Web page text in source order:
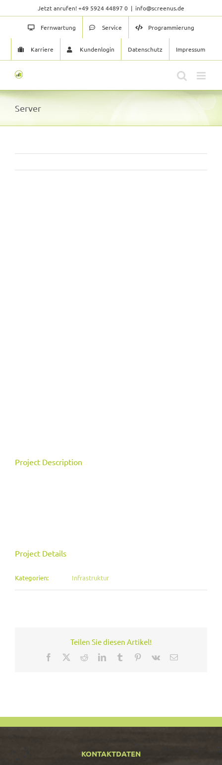
Jetzt anrufen! +49 5924 44897 0 | info@screenus.de
Fernwartung Service Programmierung
Karriere Kundenlogin Datenschutz Impressum
Server
Project Description
Project Details
Kategorien: Infrastruktur
Teilen Sie diesen Artikel!
Facebook RedditLinkedInTumblr Pinterest
Vk
E-
KONTAKTDATEN